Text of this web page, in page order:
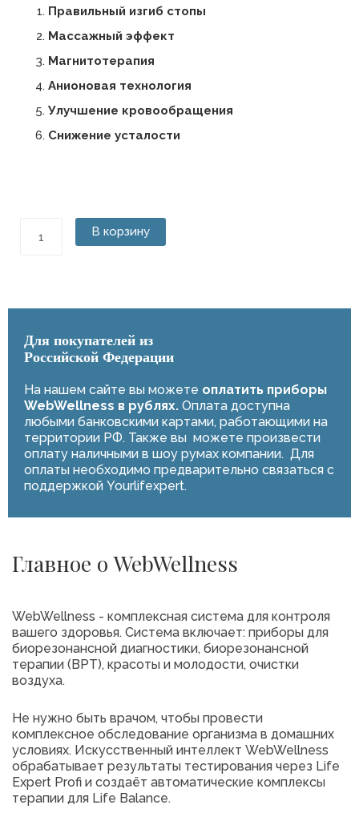
Правильный изгиб стопы
Массажный эффект
Магнитотерапия
Анионовая технология
Улучшение кровообращения
Снижение усталости
Количество
товара
В корзину
Для покупателей из
Российской Федерации
На нашем сайте вы можете оплатить приборы
WebWellness в рублях. Оплата доступна
любыми банковскими картами, работающими на
территории РФ. Также вы можете произвести
оплату наличными в шоу румах компании. Для
оплаты необходимо предварительно связаться с
поддержкой Yourlifexpert.
Главное о WebWellness
WebWellness - комплексная система для контроля
вашего здоровья. Система включает: приборы для
биорезонансной диагностики, биорезонансной
терапии (ВРТ), красоты и молодости, очистки
воздуха.
Не нужно быть врачом, чтобы провести
комплексное обследование организма в домашних
условиях. Искусственный интеллект WebWellness
обрабатывает результаты тестирования через Life
Expert Profi и создаёт автоматические комплексы
терапии для Life Balance.